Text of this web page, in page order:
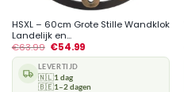
HSXL – 60cm Grote Stille Wandklok
Landelijk en...
€63.99 €54.99
LEVERTIJD
🇳🇱1 dag
🇧🇪1–2 dagen